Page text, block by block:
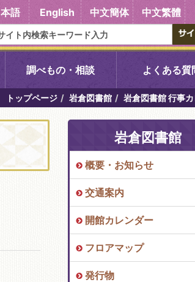
本語 English 中文簡体 中文繁體
図書館 醍醐中央図書館
東山図書館
吉祥院図書館
向島図書館
らい館子育て図
コミュニティプラ
図書館
調べもの・相談 よくある質
トップページ 岩倉図書館 岩倉図書館 行事
岩倉図書館
概要・お知らせ
交通案内
開館カレンダー
フロアマップ
発行物